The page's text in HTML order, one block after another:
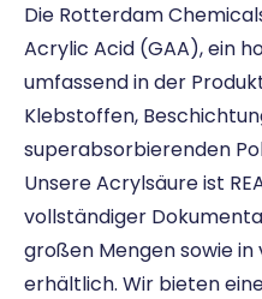
Die Rotterdam
Acrylic Acid (GAA), ein
umfassend in der
Klebstoffen,
superabsorbierenden
Unsere Acrylsäure ist
vollständiger
großen Mengen sowie
erhältlich. Wir bieten